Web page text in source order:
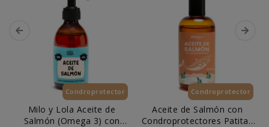
Condroprotector
Milo y Lola Aceite de
Salmón (Omega 3) con
Esenciales
Condroprotector
Aceite de Salmón con
Condroprotectores Patitas